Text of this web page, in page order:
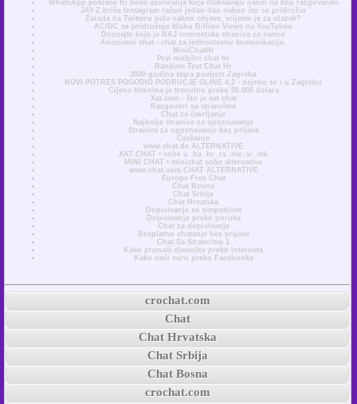
WhatsApp pokreće tri nova ažuriranja koja olakšavaju način na koji razgovarate
JAY-Z briše Instagram račun jedan dan nakon što se pridružio
Zarada na Twitteru pala nakon objave, vrijeme je za ulazak?
AC/DC se pridružuje klubu Billion Views na YouTubeu
Doznajte koja je NAJ internetska stranica za samce
Anonimni chat - chat za jednostavnu komunikaciju.
MiniChatHr
Prvi mobilni chat hr
Random Text Chat Hr
3000 godina stara povijest Zagreba
NOVI POTRES POGODIO PODRUČJE GLINE 4,2 - osjetio se i u Zagrebu
Cijena bitcoina je trenutno preko 50.000 dolara
Xat.com - što je xat chat
Razgovori sa strancima
Chat za čavrljanje
Najbolje stranice za upoznavanje
Stranica za upoznavanje bez prijave
Časkanje
www.chat.de ALTERNATIVE
XAT CHAT • sobe u .ba .hr .rs .me .si .mk
MINI CHAT • minichat sobe alternativa
www.chat.com CHAT ALTERNATIVE
Europe Free Chat
Chat Bosna
Chat Srbija
Chat Hrvatska
Dopisivanje sa simpatijom
Dopisivanje preko poruka
Chat za dopisivanje
Besplatno chatanje bez prijave
Chat Sa Strancima 1
Kako pronaći djevojku preko interneta
Kako naći curu preko Facebooka
crochat.com
Chat
Chat Hrvatska
Chat Srbija
Chat Bosna
crochat.com